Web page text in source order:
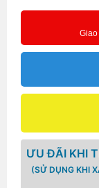
ƯU ĐÃI KHI
(SỬ DỤNG KHI